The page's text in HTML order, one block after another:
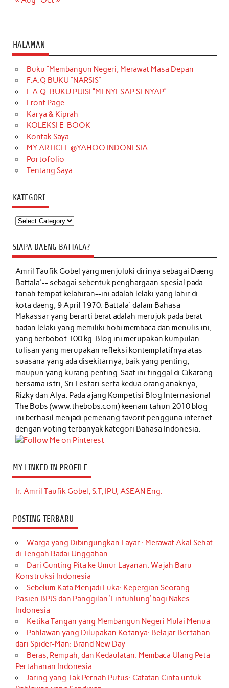
HALAMAN
Buku “Membangun Negeri, Merawat Masa Depan
F.A.Q BUKU “NARSIS”
F.A.Q. BUKU PUISI “MENYESAP SENYAP”
Front Page
Karya & Kiprah
KOLEKSI E-BOOK
Kontak Saya
MY ARTICLE @YAHOO INDONESIA
Portofolio
Tentang Saya
KATEGORI
Kategori
SIAPA DAENG BATTALA?
Amril Taufik Gobelyang menjuluki dirinya sebagai Daeng
Battala'-- sebagai sebentuk penghargaan spesial pada
tanah tempat kelahiran--ini adalah lelaki yang lahir di
kota daeng, 9 April 1970. Battala' dalam Bahasa
Makassar yang berarti berat adalah merujuk pada berat
badan lelaki yang memiliki hobi membaca dan menulis ini,
yang berbobot 100 kg. Blog ini merupakan kumpulan
tulisan yang merupakan refleksi kontemplatifnya atas
suasana yang ada disekitarnya, baik yang penting,
maupun yang kurang penting. Saat ini tinggal di Cikarang
bersama istri, Sri Lestari serta kedua orang anaknya,
Rizky dan Alya. Pada ajang Kompetisi Blog Internasional
The Bobs (www.thebobs.com) keenam tahun 2010 blog
ini berhasil menjadi pemenang favorit pengguna internet
dengan voting terbanyak kategori Bahasa Indonesia.
MY LINKED IN PROFILE
Ir. Amril Taufik Gobel, S.T, IPU, ASEAN Eng.
POSTING TERBARU
Warga yang Dibingungkan Layar : Merawat Akal Sehat
di Tengah Badai Unggahan
Dari Gunting Pita ke Umur Layanan: Wajah Baru
Konstruksi Indonesia
Sebelum Kata Menjadi Luka: Kepergian Seorang
Pasien BPJS dan Panggilan ‘Einfühlung’ bagi Nakes
Indonesia
Ketika Tangan yang Membangun Negeri Mulai Menua
Pahlawan yang Dilupakan Kotanya: Belajar Bertahan
dari Spider-Man: Brand New Day
Beras, Rempah, dan Kedaulatan: Membaca Ulang Peta
Pertahanan Indonesia
Jaring yang Tak Pernah Putus: Catatan Cinta untuk